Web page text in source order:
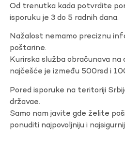
Od trenutka kada potvrdite
isporuku je 3 do 5 radnih dana.
Nažalost nemamo preciznu
poštarine.
Kurirska služba obračunava
najčešće je između 500rsd i
Pored isporuke na teritoriji
državae.
Samo nam javite gde želite
ponuditi najpovoljniju i